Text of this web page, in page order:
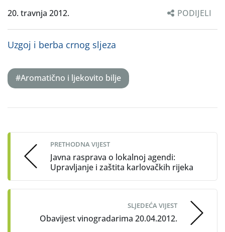
20. travnja 2012. PODIJELI
Uzgoj i berba crnog sljeza
#Aromatično i ljekovito bilje
navigation
PRETHODNA VIJEST
Javna rasprava o lokalnoj agendi:
Upravljanje i zaštita karlovačkih rijeka
SLJEDEĆA VIJEST
Obavijest vinogradarima 20.04.2012.